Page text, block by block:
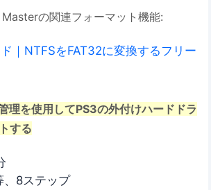
の関連フォーマット機能:
｜NTFSをFAT32に変換するフリー
理を使用してPS3の外付けハードドラ
する
、8ステップ